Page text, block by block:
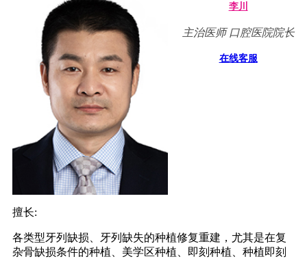
李川
主治医师 口腔医院院长
在线客服
擅长:
各类型牙列缺损、牙列缺失的种植修复重建，尤其是在复
杂骨缺损条件的种植、美学区种植、即刻种植、种植即刻